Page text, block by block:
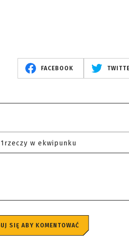
FACEBOOK
rzeczy w ekwipunku
SIĘ ABY KOMENTOWAĆ